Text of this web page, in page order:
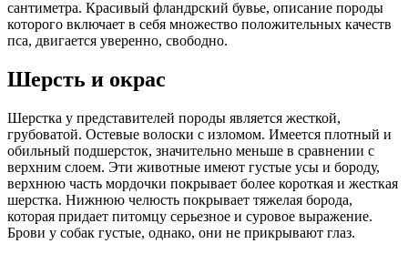
сантиметра. Красивый фландрский бувье, описание породы
которого включает в себя множество положительных качеств
пса, двигается уверенно, свободно.
Шерсть и окрас
Шерстка у представителей породы является жесткой,
грубоватой. Остевые волоски с изломом. Имеется плотный и
обильный подшерсток, значительно меньше в сравнении с
верхним слоем. Эти животные имеют густые усы и бороду,
верхнюю часть мордочки покрывает более короткая и жесткая
шерстка. Нижнюю челюсть покрывает тяжелая борода,
которая придает питомцу серьезное и суровое выражение.
Брови у собак густые, однако, они не прикрывают глаз.